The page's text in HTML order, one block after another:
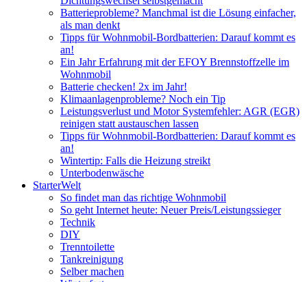
Batterieprobleme? Manchmal ist die Lösung einfacher,
als man denkt
Tipps für Wohnmobil-Bordbatterien: Darauf kommt es
an!
Ein Jahr Erfahrung mit der EFOY Brennstoffzelle im
Wohnmobil
Batterie checken! 2x im Jahr!
Klimaanlagenprobleme? Noch ein Tip
Leistungsverlust und Motor Systemfehler: AGR (EGR)
reinigen statt austauschen lassen
Tipps für Wohnmobil-Bordbatterien: Darauf kommt es
an!
Wintertip: Falls die Heizung streikt
Unterbodenwäsche
StarterWelt
So findet man das richtige Wohnmobil
So geht Internet heute: Neuer Preis/Leistungssieger
Technik
DIY
Trenntoilette
Tankreinigung
Selber machen